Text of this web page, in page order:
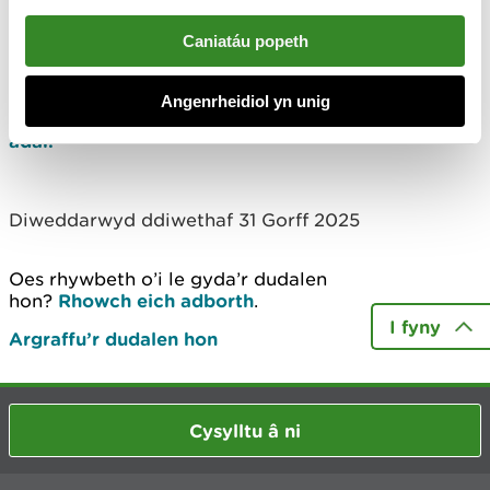
Caniatáu popeth
Angenrheidiol yn unig
Amserlenni
ei gymryd i ni brosesu ceisiadau am drwyddedau
adar.
Diweddarwyd ddiwethaf 31 Gorff 2025
Oes rhywbeth o’i le gyda’r dudalen
hon? Rhowch eich adborth.
Argraffu’r dudalen hon
I fyny
Cysylltu â ni